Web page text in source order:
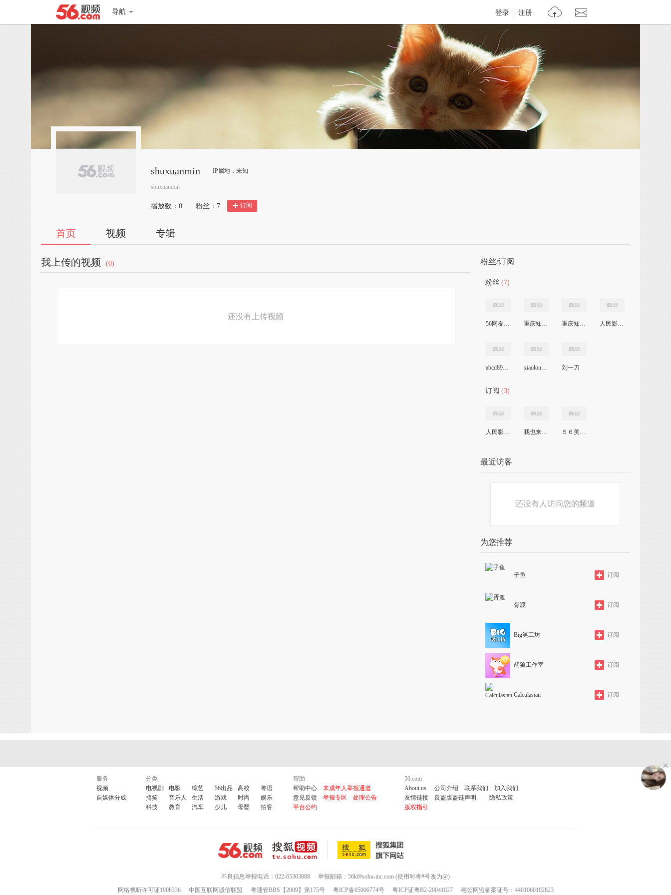
导航 登录 注册
shuxuanmin IP属地：未知
shuxuanmin
播放数： 0 粉丝： 7 订阅
首页 视频 专辑
我上传的视频 (0)
还没有上传视频
粉丝/订阅
粉丝 (7)
56网友3906315806 重庆知青二3460 重庆知青18295 人民影视台
abcd895727150 xiaolonnnn龙 刘一刀
订阅 (3)
人民影视台 我也来了56 ５６美女主播
最近访客
还没有人访问您的频道
为您推荐
子鱼 订阅
胥渡 订阅
Big笑工坊 订阅
胡狼工作室 订阅
Calculasian 订阅
服务
视频
自媒体分成
分类
电视剧
电影 综艺 56出品 高校
粤语
搞笑
音乐人 生活 游戏 时尚
娱乐
科技
教育 汽车 少儿 母婴 拍客
帮助
帮助中心
未成年人举报通道
意见反馈
举报专区
处理公告
平台公约
56.com
About us
公司介绍 联系我们
加入我们
友情链接
反盗版盗链声明
隐私政策
版权指引
不良信息举报电话：022-65303888
举报邮箱：56kf#sohu-inc.com (使用时将#号改为@)
网络视听许可证1908336
中国互联网诚信联盟 粤通管BBS【2009】第175号 粤ICP备05006774号 粤ICP证粤B2-20041027 穗公网监备案证号：4401060102823